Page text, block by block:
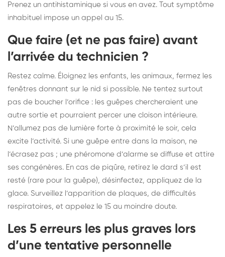
Prenez un antihistaminique si vous en avez. Tout symptôme
inhabituel impose un appel au 15.
Que faire (et ne pas faire) avant
l’arrivée du technicien ?
Restez calme. Éloignez les enfants, les animaux, fermez les
fenêtres donnant sur le nid si possible. Ne tentez surtout
pas de boucher l’orifice : les guêpes chercheraient une
autre sortie et pourraient percer une cloison intérieure.
N’allumez pas de lumière forte à proximité le soir, cela
excite l’activité. Si une guêpe entre dans la maison, ne
l’écrasez pas ; une phéromone d’alarme se diffuse et attire
ses congénères. En cas de piqûre, retirez le dard s’il est
resté (rare pour la guêpe), désinfectez, appliquez de la
glace. Surveillez l’apparition de plaques, de difficultés
respiratoires, et appelez le 15 au moindre doute.
Les 5 erreurs les plus graves lors
d’une tentative personnelle